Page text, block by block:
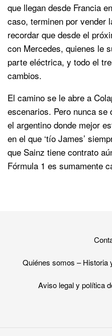
que llegan desde Francia
caso, terminen por vender
recordar que desde el
con Mercedes, quienes le
parte eléctrica, y todo el
cambios.
El camino se le abre a
escenarios. Pero nunca se
el argentino donde mejor
en el que ‘tío James’
que Sainz tiene contrato
Fórmula 1 es sumamente
Quiénes somos – Historia
Aviso legal y política